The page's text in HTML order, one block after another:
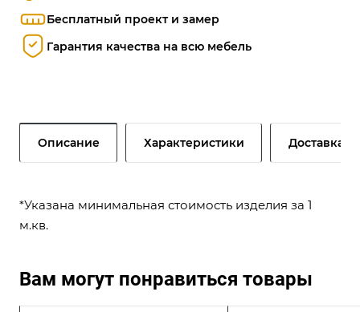
Бесплатный проект и замер
Гарантия качества на всю мебель
Описание Характеристики Доставка и
*Указана минимальная стоимость изделия за 1
м.кв.
Вам могут понравиться товары